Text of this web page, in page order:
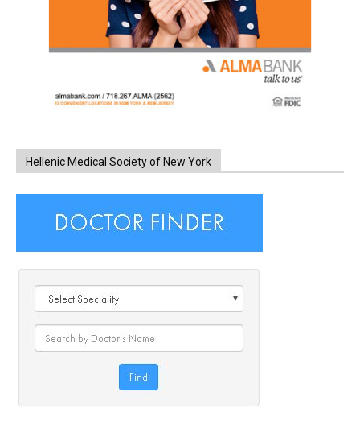
Hellenic Medical Society of New York